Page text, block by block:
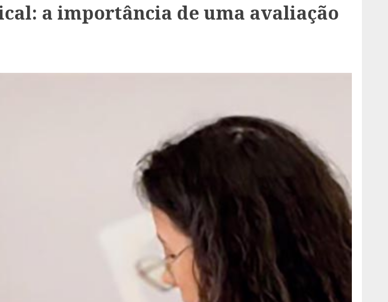
a importância de uma avaliação